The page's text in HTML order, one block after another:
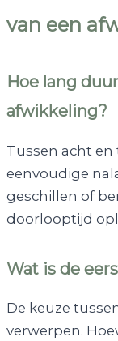
van een
Hoe lang
afwikkeling?
Tussen acht
eenvoudige
geschillen of
doorlooptijd
Wat is de
De keuze
verwerpen.